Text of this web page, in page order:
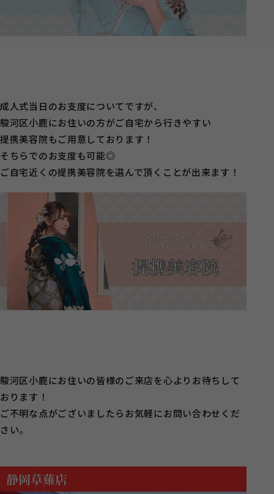
成人式当日のお支度についてですが、
駿河区小鹿にお住いの方がご自宅から行きやすい
提携美容院もご用意しております！
そちらでのお支度も可能◎
ご自宅近くの提携美容院を選んで頂くことが出来ます！
駿河区小鹿にお住いの皆様のご来店を心よりお待ちして
おります！
ご不明な点がございましたらお気軽にお問い合わせくだ
さい。